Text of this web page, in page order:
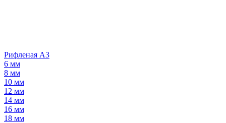
Рифленая А3
6 мм
8 мм
10 мм
12 мм
14 мм
16 мм
18 мм